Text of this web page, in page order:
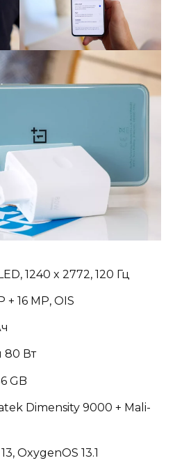
1240 x 2772, 120 Гц
16 MP, OIS
80 Вт
GB
Dimensity 9000 + Mali-
OxygenOS 13.1